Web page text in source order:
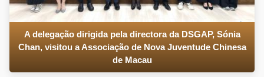
A delegação dirigida pela directora da DSGAP, Sónia
Chan, visitou a Associação de Nova Juventude Chinesa
de Macau